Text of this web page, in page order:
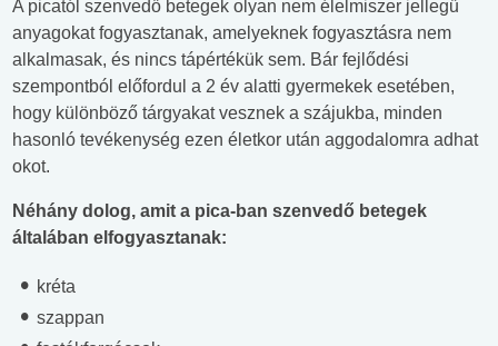
A picatól szenvedő betegek olyan nem élelmiszer jellegű
anyagokat fogyasztanak, amelyeknek fogyasztásra nem
alkalmasak, és nincs tápértékük sem. Bár fejlődési
szempontból előfordul a 2 év alatti gyermekek esetében,
hogy különböző tárgyakat vesznek a szájukba, minden
hasonló tevékenység ezen életkor után aggodalomra adhat
okot.
Néhány dolog, amit a pica-ban szenvedő betegek
általában elfogyasztanak:
kréta
szappan